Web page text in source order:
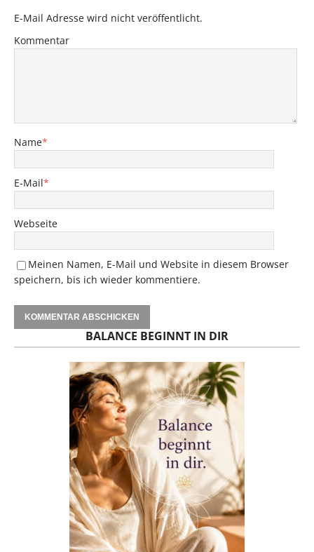
E-Mail Adresse wird nicht veröffentlicht.
Kommentar
Name*
E-Mail*
Webseite
Meinen Namen, E-Mail und Website in diesem Browser
speichern, bis ich wieder kommentiere.
BALANCE BEGINNT IN DIR